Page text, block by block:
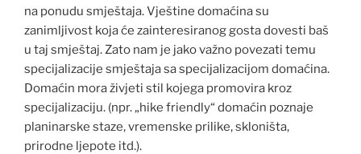
na ponudu smještaja. Vještine domaćina su
zanimljivost koja će zainteresiranog gosta dovesti baš
u taj smještaj. Zato nam je jako važno povezati temu
specijalizacije smještaja sa specijalizacijom domaćina.
Domaćin mora živjeti stil kojega promovira kroz
specijalizaciju. (npr. „hike friendly“ domaćin poznaje
planinarske staze, vremenske prilike, skloništa,
prirodne ljepote itd.).